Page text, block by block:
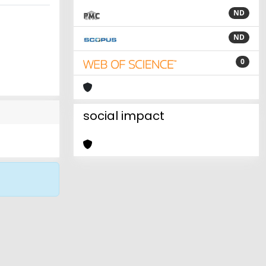
ND
ND
0
social impact